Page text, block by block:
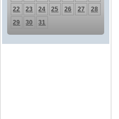
22
23 24 25 26 27
28
29
30 31